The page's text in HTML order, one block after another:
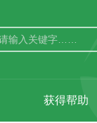
获得帮助